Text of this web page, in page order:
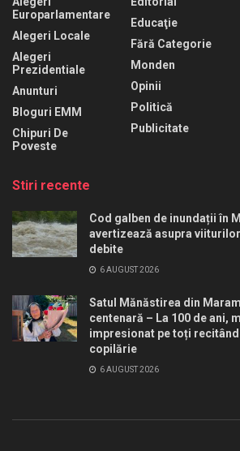
Europarlamentare
Alegeri Locale
Alegeri
Prezidentiale
Anunturi
Bloguri EMM
Chipuri De
Poveste
Educaţie
Fără Categorie
Monden
Opinii
Politică
Publicitate
Stiri recente
Cod galben de inundații în
avertizează asupra
debite
6 AUGUST 2026
Satul Mănăstirea din
centenară – La 100 de ani,
impresionat pe toți
copilărie
6 AUGUST 2026